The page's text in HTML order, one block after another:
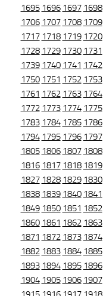
1695 1696 1697 1698
1706 1707 1708 1709
1717 1718 1719 1720
1728 1729 1730 1731
1739 1740 1741 1742
1750 1751 1752 1753
1761 1762 1763 1764
1772 1773 1774 1775
1783 1784 1785 1786
1794 1795 1796 1797
1805 1806 1807 1808
1816 1817 1818 1819
1827 1828 1829 1830
1838 1839 1840 1841
1849 1850 1851 1852
1860 1861 1862 1863
1871 1872 1873 1874
1882 1883 1884 1885
1893 1894 1895 1896
1904 1905 1906 1907